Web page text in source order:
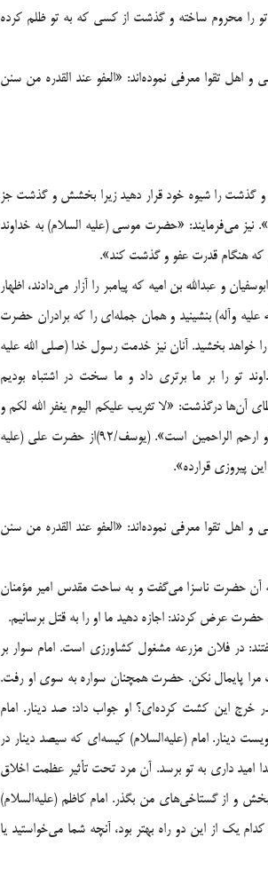
تو را محروم ساخته و گذشت از کسی که به تو ظلم کرده
اهل تقوا معرفی نموده‌اند: «العفو عند القدره من سنن
را شیوه خود قرار دهید زیرا بخشش و گذشت جز
نیز می‌فرمایند: «حضرت موسی (علیه السلام) به خداوند
که هنگام قدرت عفو و گذشت کند».
و عبدالله بن امیه که پیامبر را آزار می‌دادند، اظهار
علیه وآله) بنشینید و همان جمله‌ای را که برادران حضرت
خواهد بخشید. آنان نیز خدمت رسول خدا (صلی الله علیه
تو را بر ما برتری داد و ما سخت در اشتباه بودیم
آن‌ها درگذشت: «لا تثریب علیکم الیوم یغفر الله لکم و
هو ارحم الراحمین؛ امروز ملامت و توبیخی بر شما نیست. خداوند شما را می‌بخشد و او ارحم الراحمین است». (یوسف/92)از حضرت علی (علیه
پیروزی قرارده».
اهل تقوا معرفی نموده‌اند: «العفو عند القدره من سنن
آن حضرت ناسزا می‌گفت و به ساحت مقدس امیر مؤمنان
عرض کردند: اجازه دهید ما او را به قتل برسانیم.
در فلان مزرعه مشغول کشاورزی است. امام سوار بر
پایمال نکن. حضرت همچنان سواره به سوی او رفت.
خرج این کشت کرده‌ای؟ او جواب داد: صد دینار. امام
دینار. امام (علیه‌السلام) کیسه‌ای که سیصد دینار در
امید داری به تو برسد. آن مرد تحت تأثیر عظمت اخلاق
و از گستاخی‌های من بگذر. امام کاظم (علیه‌السلام)
یک از این دو راه بهتر بود، آنچه شما می‌خواستید یا